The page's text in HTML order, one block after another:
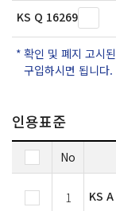
KS Q 16269
확인 및 폐지 고시
구입하시면 됩니다.
인용표준
No
1 KS